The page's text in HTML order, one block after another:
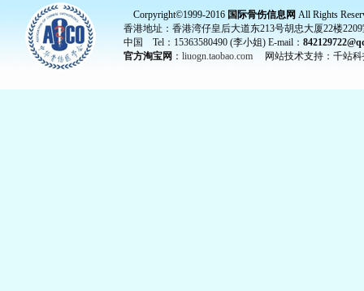
Corpyright©1999-2016 国际骨伤信息网 All Rights
香港地址：香港湾仔皇后大道东213号胡忠大厦22楼
中国 Tel：15363580490 (李小姐) E-mail：
官方淘宝网 ： liuogn.taobao.com 网站技术支持：千站科